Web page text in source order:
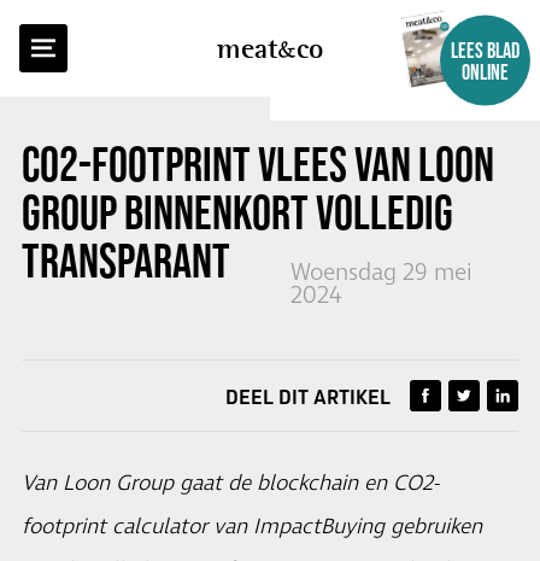
meatco
LEES BLAD
ONLINE
CO2-FOOTPRINT VLEES VAN LOON
GROUP BINNENKORT VOLLEDIG
TRANSPARANT
Woensdag 29 mei
2024
TERUG NAAR OVERZICHT
DEEL DIT ARTIKEL
Van Loon Group gaat de blockchain en CO2-
footprint calculator van ImpactBuying gebruiken